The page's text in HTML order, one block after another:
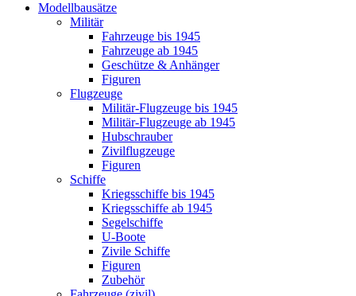
Modellbausätze
Militär
Fahrzeuge bis 1945
Fahrzeuge ab 1945
Geschütze & Anhänger
Figuren
Flugzeuge
Militär-Flugzeuge bis 1945
Militär-Flugzeuge ab 1945
Hubschrauber
Zivilflugzeuge
Figuren
Schiffe
Kriegsschiffe bis 1945
Kriegsschiffe ab 1945
Segelschiffe
U-Boote
Zivile Schiffe
Figuren
Zubehör